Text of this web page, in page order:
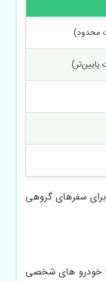
محدود)
پایین‌تر)
برای سفرهای گروهی
با خودرو های شخصی